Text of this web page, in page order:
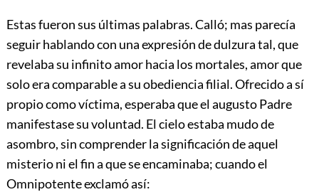
Estas fueron sus últimas palabras. Calló; mas parecía
seguir hablando con una expresión de dulzura tal, que
revelaba su infinito amor hacia los mortales,amor que
solo era comparable a su obediencia filial. Ofrecido a sí
propio como víctima, esperaba que el augusto Padre
manifestase su voluntad. El cielo estaba mudo de
asombro, sin comprender la significación de aquel
misterio ni el fin a que se encaminaba; cuando el
Omnipotente exclamó así: